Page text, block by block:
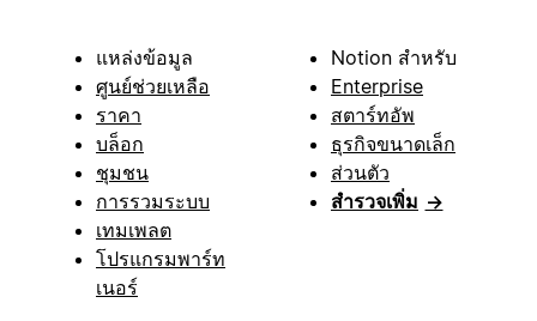
แหล่งข้อมูล
ศูนย์ช่วยเหลือ
ราคา
บล็อก
ชุมชน
การรวมระบบ
เทมเพลต
โปรแกรมพาร์ท
เนอร์
Notion สำหรับ
Enterprise
สตาร์ทอัพ
ธุรกิจขนาดเล็ก
ส่วนตัว
สำรวจเพิ่ม →